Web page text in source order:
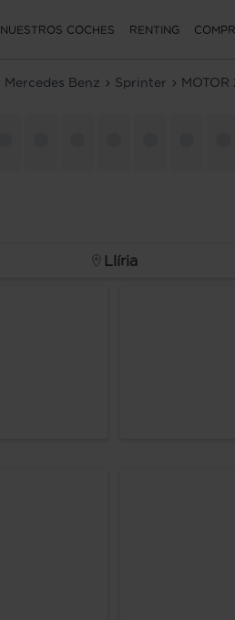
NUESTROS COCHES RENTING
Mercedes Benz Sprinter MOTOR
Llíria